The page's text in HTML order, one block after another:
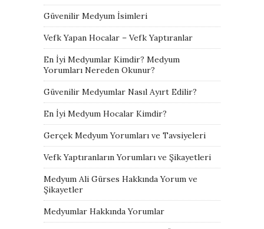
Güvenilir Medyum İsimleri
Vefk Yapan Hocalar – Vefk Yaptıranlar
En İyi Medyumlar Kimdir? Medyum
Yorumları Nereden Okunur?
Güvenilir Medyumlar Nasıl Ayırt Edilir?
En İyi Medyum Hocalar Kimdir?
Gerçek Medyum Yorumları ve Tavsiyeleri
Vefk Yaptıranların Yorumları ve Şikayetleri
Medyum Ali Gürses Hakkında Yorum ve
Şikayetler
Medyumlar Hakkında Yorumlar